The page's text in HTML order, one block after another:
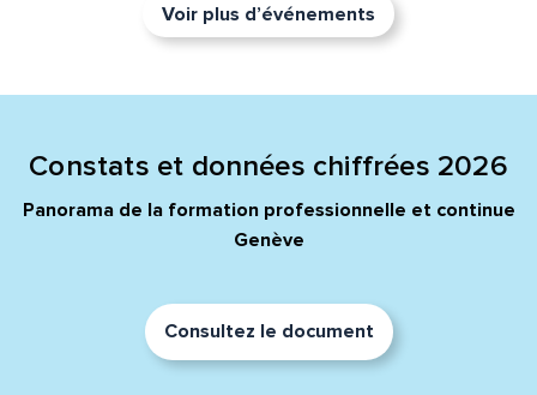
Voir plus d’événements
Constats et données chiffrées 2026
Panorama de la formation professionnelle et continue
Genève
Consultez le document